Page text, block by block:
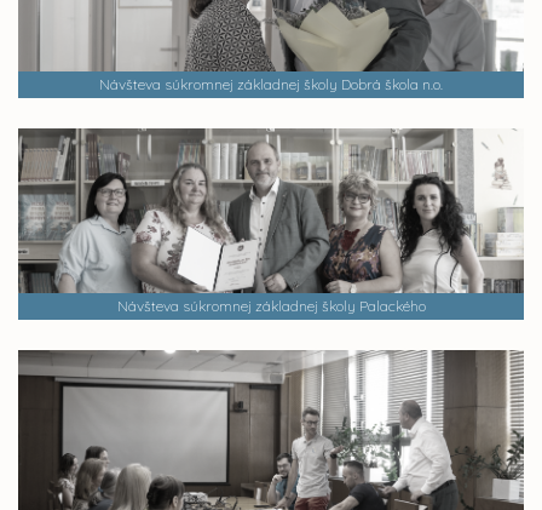
Návšteva súkromnej základnej školy Dobrá škola n.o.
Návšteva súkromnej základnej školy Palackého